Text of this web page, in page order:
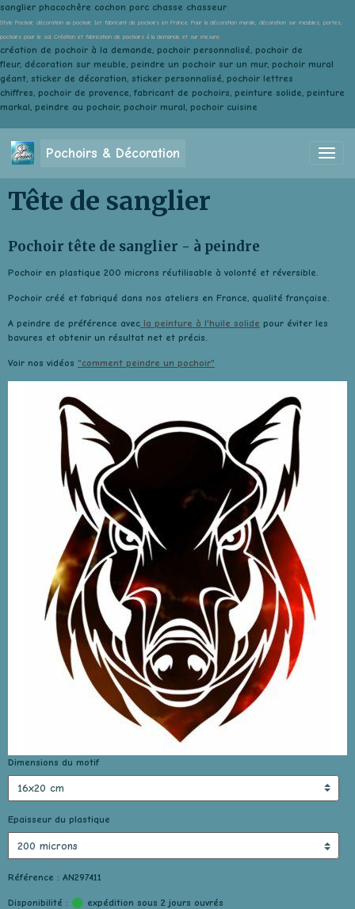
sanglier phacochère cochon porc chasse chasseur
Style Pochoir, décoration au pochoir, 1er fabricant de pochoirs en France. Pour la décoration murale, décoration sur meubles, portes,
pochoirs pour le sol. Création et fabrication de pochoirs à la demande et sur mesure.
création de pochoir à la demande, pochoir personnalisé, pochoir de
fleur, décoration sur meuble, peindre un pochoir sur un mur, pochoir mural
géant, sticker de décoration, sticker personnalisé, pochoir lettres
chiffres, pochoir de provence, fabricant de pochoirs, peinture solide, peinture
markal, peindre au pochoir, pochoir mural, pochoir cuisine
Pochoirs & Décoration
Tête de sanglier
Pochoir tête de sanglier - à peindre
Pochoir en plastique 200 microns réutilisable à volonté et réversible.
Pochoir créé et fabriqué dans nos ateliers en France, qualité française.
A peindre de préférence avec la peinture à l'huile solide pour éviter les
bavures et obtenir un résultat net et précis.
Voir nos vidéos "comment peindre un pochoir"
Dimensions du motif
Epaisseur du plastique
Référence : AN297411
Disponibilité : expédition sous 2 jours ouvrés